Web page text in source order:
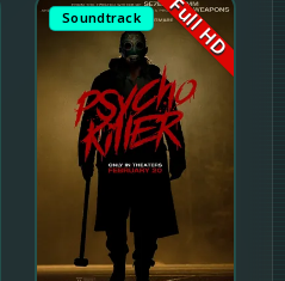
Soundtrack Full HD